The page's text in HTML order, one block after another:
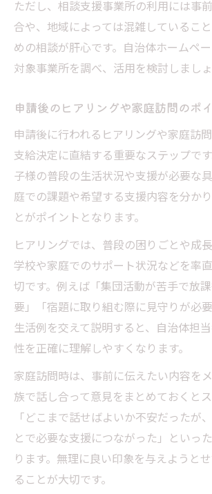
ただし、相談支援事業所の利用には事
合や、地域によっては混雑しているこ
めの相談が肝心です。自治体ホームペ
対象事業所を調べ、活用を検討しましょ
申請後のヒアリングや家庭訪問のポ
申請後に行われるヒアリングや家庭訪
支給決定に直結する重要なステップで
子様の普段の生活状況や支援が必要な
庭での課題や希望する支援内容を分か
とがポイントとなります。
ヒアリングでは、普段の困りごとや成長
学校や家庭でのサポート状況などを率
切です。例えば「集団活動が苦手で放
要」「宿題に取り組む際に見守りが必
生活例を交えて説明すると、自治体担
性を正確に理解しやすくなります。
家庭訪問時は、事前に伝えたい内容を
族で話し合って意見をまとめておくとス
「どこまで話せばよいか不安だったが
とで必要な支援につながった」といっ
ります。無理に良い印象を与えようと
ることが大切です。